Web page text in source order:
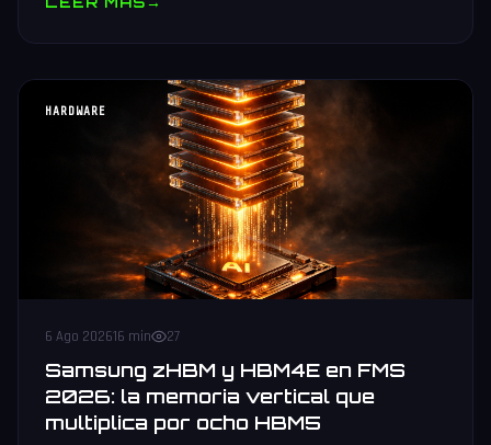
HARDWARE
6 Ago 202616 min 27
Samsung zHBM y HBM4E en FMS
2026: la memoria vertical que
multiplica por ocho HBM5